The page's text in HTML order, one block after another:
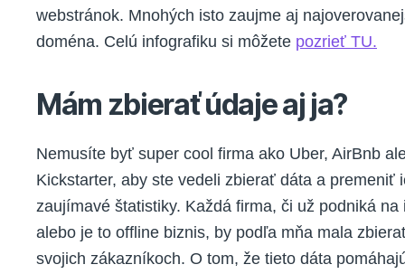
webstránok. Mnohých isto zaujme aj
doména. Celú infografiku si môžete pozrieť TU.
Mám zbierať údaje aj ja?
Nemusíte byť super cool firma ako Uber, AirBnb
Kickstarter, aby ste vedeli zbierať dáta a premeniť
zaujímavé štatistiky. Každá firma, či už podniká na
alebo je to offline biznis, by podľa mňa mala
svojich zákazníkoch. O tom, že tieto dáta